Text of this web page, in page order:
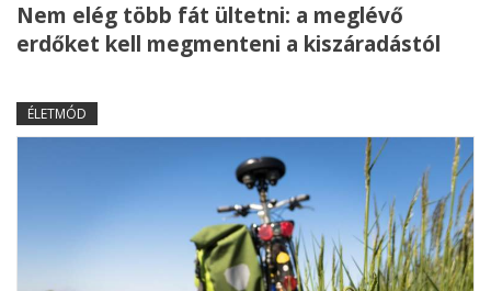
Nem elég több fát ültetni: a meglévő
erdőket kell megmenteni a kiszáradástól
ÉLETMÓD